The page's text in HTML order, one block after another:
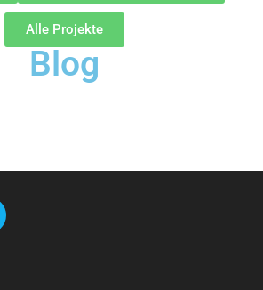
Alle Projekte
Blog